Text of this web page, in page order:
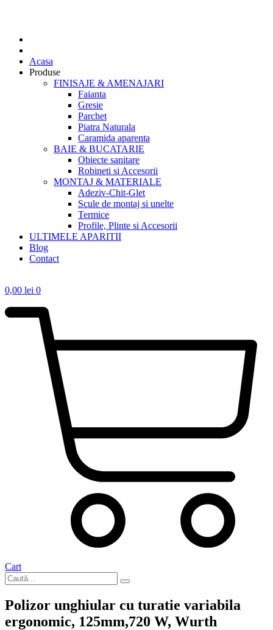
Acasa
Produse
FINISAJE & AMENAJARI
Faianta
Gresie
Parchet
Piatra Naturala
Caramida aparenta
BAIE & BUCATARIE
Obiecte sanitare
Robineti si Accesorii
MONTAJ & MATERIALE
Adeziv-Chit-Glet
Scule de montaj si unelte
Termice
Profile, Plinte si Accesorii
ULTIMELE APARITII
Blog
Contact
0,00 lei 0
Cart
Polizor unghiular cu turatie variabila
ergonomic, 125mm,720 W, Wurth